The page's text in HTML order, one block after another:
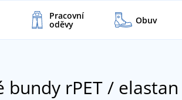
Pracovní
oděvy Obuv
bundy rPET / elastan